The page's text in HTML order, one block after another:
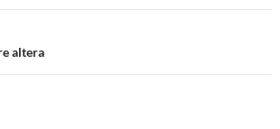
es
t
e
altera